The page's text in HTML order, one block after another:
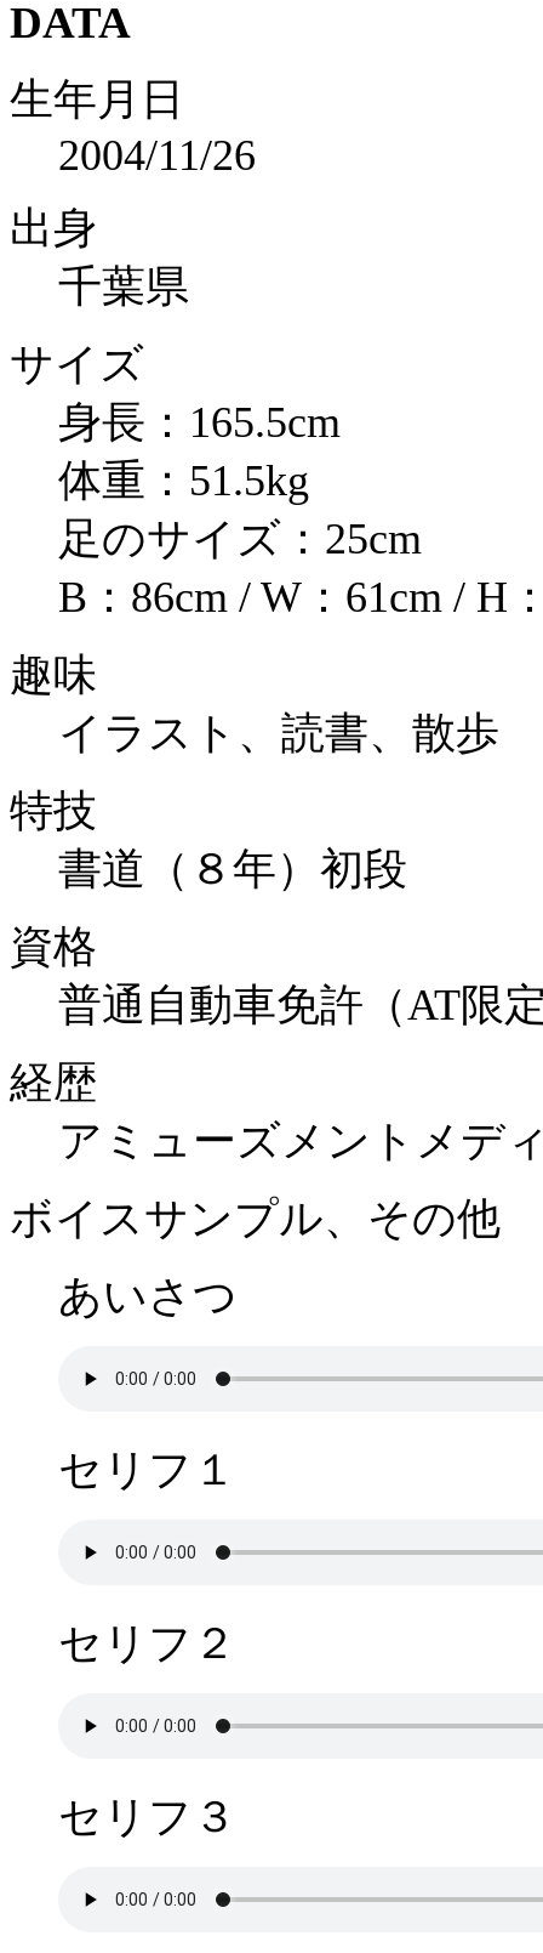
DATA
生年月日
2004/11/26
出身
千葉県
サイズ
身長：165.5cm
体重：51.5kg
足のサイズ：25cm
B：86cm / W：61cm / H
趣味
イラスト、読書、散歩
特技
書道（８年）初段
資格
普通自動車免許（AT限
経歴
アミューズメントメデ
ボイスサンプル、その他
あいさつ
セリフ１
セリフ２
セリフ３